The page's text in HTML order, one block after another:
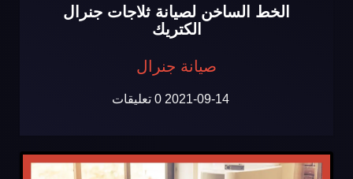
الخط الساخن لصيانة ثلاجات جنرال
الكتريك
صيانة جنرال
2021-09-14 0 تعليقات